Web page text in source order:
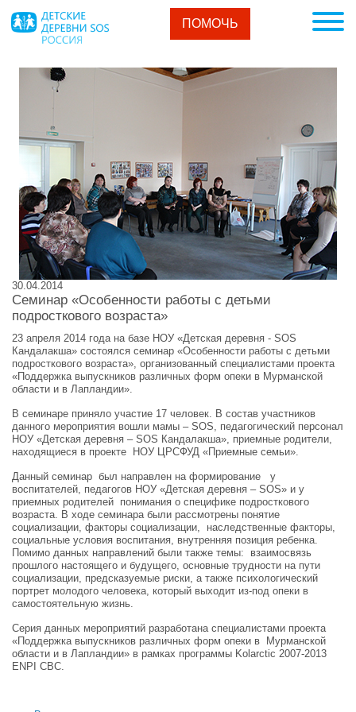
ПОМОЧЬ
30.04.2014
Семинар «Особенности работы с детьми
подросткового возраста»
23 апреля 2014 года на базе НОУ «Детская деревня - SOS
Кандалакша» состоялся семинар «Особенности работы с детьми
подросткового возраста», организованный специалистами проекта
«Поддержка выпускников различных форм опеки в Мурманской
области и в Лапландии».
В семинаре приняло участие 17 человек. В состав участников
данного мероприятия вошли мамы – SOS, педагогический персонал
НОУ «Детская деревня – SOS Кандалакша», приемные родители,
находящиеся в проекте НОУ ЦРСФУД «Приемные семьи».
Данный семинар был направлен на формирование у
воспитателей, педагогов НОУ «Детская деревня – SOS» и у
приемных родителей понимания о специфике подросткового
возраста. В ходе семинара были рассмотрены понятие
социализации, факторы социализации, наследственные факторы,
социальные условия воспитания, внутренняя позиция ребенка.
Помимо данных направлений были также темы: взаимосвязь
прошлого настоящего и будущего, основные трудности на пути
социализации, предсказуемые риски, а также психологический
портрет молодого человека, который выходит из-под опеки в
самостоятельную жизнь.
Серия данных мероприятий разработана специалистами проекта
«Поддержка выпускников различных форм опеки в Мурманской
области и в Лапландии» в рамках программы Kolarctic 2007-2013
ENPI CBC.